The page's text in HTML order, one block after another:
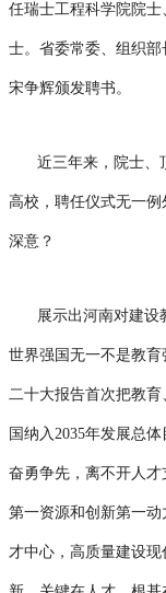
任瑞士工程科学院院
士。省委常委、组织
宋争辉颁发聘书。
近三年来，院士、
高校，聘任仪式无一
深意？
展示出河南对建设
世界强国无一不是教
二十大报告首次把教
国纳入2035年发展总
奋勇争先，离不开人
第一资源和创新第一
才中心，高质量建设